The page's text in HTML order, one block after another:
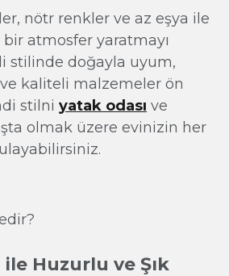
nötr renkler ve az eşya ile
atmosfer yaratmayı
stilinde doğayla uyum,
kaliteli malzemeler ön
stilni yatak odası ve
olmak üzere evinizin her
Huzurlu ve Şık